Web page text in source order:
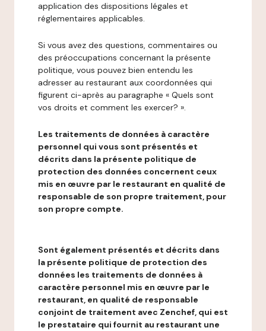
application des dispositions légales et
réglementaires applicables.
Si vous avez des questions, commentaires ou
des préoccupations concernant la présente
politique, vous pouvez bien entendu les
adresser au restaurant aux coordonnées qui
figurent ci-après au paragraphe « Quels sont
vos droits et comment les exercer? ».
Les traitements de données à caractère
personnel qui vous sont présentés et
décrits dans la présente politique de
protection des données concernent ceux
mis en œuvre par le restaurant en qualité de
responsable de son propre traitement, pour
son propre compte.
Sont également présentés et décrits dans
la présente politique de protection des
données les traitements de données à
caractère personnel mis en œuvre par le
restaurant, en qualité de responsable
conjoint de traitement avec Zenchef, qui est
le prestataire qui fournit au restaurant une